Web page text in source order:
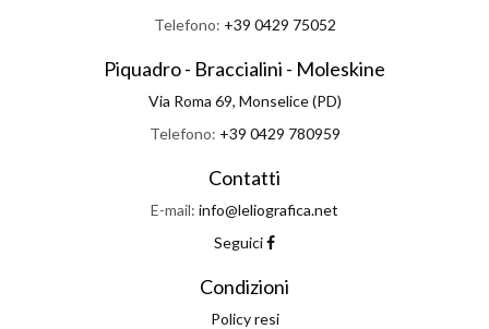
Telefono: +39 0429 75052
Piquadro - Braccialini - Moleskine
Via Roma 69, Monselice (PD)
Telefono: +39 0429 780959
Contatti
E-mail: info@leliografica.net
Seguici
Condizioni
Policy resi